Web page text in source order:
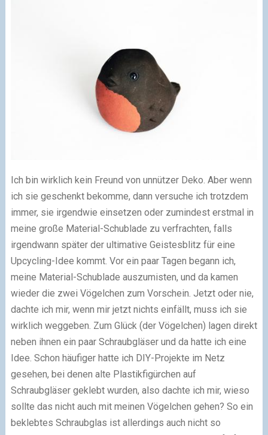
Ich bin wirklich kein Freund von unnützer Deko. Aber wenn
ich sie geschenkt bekomme, dann versuche ich trotzdem
immer, sie irgendwie einsetzen oder zumindest erstmal in
meine große Material-Schublade zu verfrachten, falls
irgendwann später der ultimative Geistesblitz für eine
Upcycling-Idee kommt. Vor ein paar Tagen begann ich,
meine Material-Schublade auszumisten, und da kamen
wieder die zwei Vögelchen zum Vorschein. Jetzt oder nie,
dachte ich mir, wenn mir jetzt nichts einfällt, muss ich sie
wirklich weggeben. Zum Glück (der Vögelchen) lagen direkt
neben ihnen ein paar Schraubgläser und da hatte ich eine
Idee. Schon häufiger hatte ich DIY-Projekte im Netz
gesehen, bei denen alte Plastikfigürchen auf
Schraubgläser geklebt wurden, also dachte ich mir, wieso
sollte das nicht auch mit meinen Vögelchen gehen? So ein
beklebtes Schraubglas ist allerdings auch nicht so